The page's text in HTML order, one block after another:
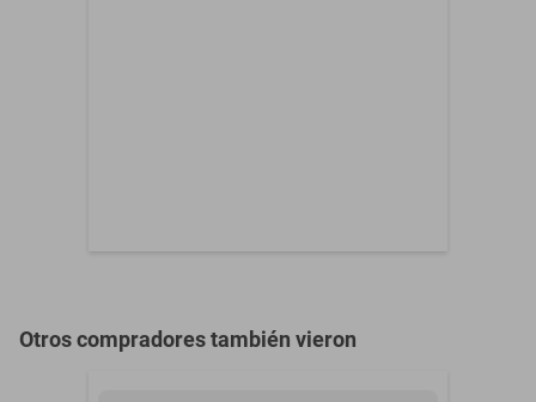
Otros compradores también vieron